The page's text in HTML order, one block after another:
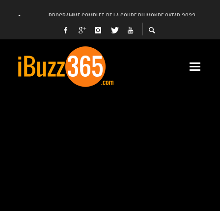
PROGRAMME COMPLET DE LA COUPE DU MONDE QATAR 2022
FACEBOOK, INSTAGRAM ET WHATSAPP HORS SERVICE! EST-CE UNE CYBER-
UNE VIDÉO 4K MONTRE LA PLANÈTE MARS EN ULTRA-HAUTE DÉFINITION
LANCEMENT DU PREMIER VOL HABITÉ DE SPACEX
DÉCÈS DE L’EX-PRÉSIDENT ZINE EL ABIDINE BEN ALI, SERA-T-IL ENTERRÉ EN